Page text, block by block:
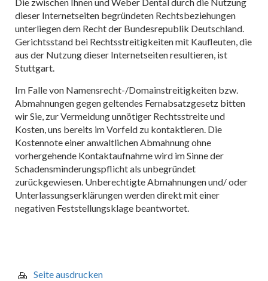
dieser Internetseiten begründeten Rechtsbeziehungen
unterliegen dem Recht der Bundesrepublik Deutschland.
Gerichtsstand bei Rechtsstreitigkeiten mit Kaufleuten, die
aus der Nutzung dieser Internetseiten resultieren, ist
Stuttgart.
Im Falle von Namensrecht-/Domainstreitigkeiten bzw.
Abmahnungen gegen geltendes Fernabsatzgesetz bitten
wir Sie, zur Vermeidung unnötiger Rechtsstreite und
Kosten, uns bereits im Vorfeld zu kontaktieren. Die
Kostennote einer anwaltlichen Abmahnung ohne
vorhergehende Kontaktaufnahme wird im Sinne der
Schadensminderungspflicht als unbegründet
zurückgewiesen. Unberechtigte Abmahnungen und/ oder
Unterlassungserklärungen werden direkt mit einer
negativen Feststellungsklage beantwortet.
Seite ausdrucken